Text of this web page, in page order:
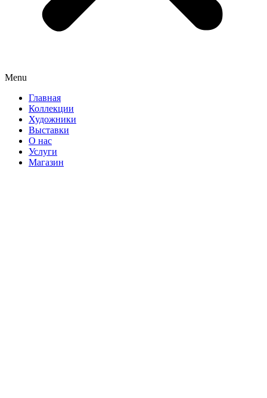
Menu
Главная
Коллекции
Художники
Выставки
О нас
Услуги
Магазин